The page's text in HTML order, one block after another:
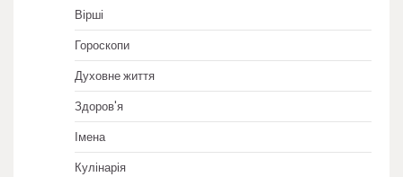
Вірші
Гороскопи
Духовне життя
Здоров'я
Імена
Кулінарія